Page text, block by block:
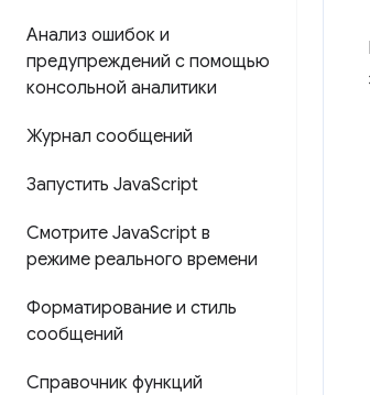
Анализ ошибок и
предупреждений с помощью
консольной аналитики
Журнал сообщений
Запустить JavaScript
Смотрите JavaScript в
режиме реального времени
Форматирование и стиль
сообщений
Справочник функций